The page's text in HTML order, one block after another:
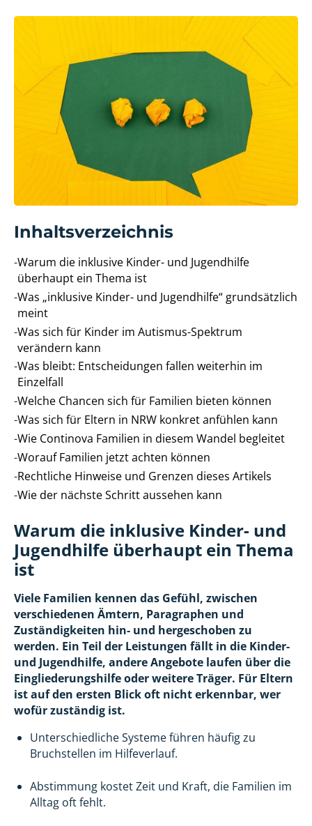
Inhaltsverzeichnis
-Warum die inklusive Kinder- und Jugendhilfe
überhaupt ein Thema ist
-Was „inklusive Kinder- und Jugendhilfe“ grundsätzlich
meint
-Was sich für Kinder im Autismus-Spektrum
verändern kann
-Was bleibt: Entscheidungen fallen weiterhin im
Einzelfall
-Welche Chancen sich für Familien bieten können
-Was sich für Eltern in NRW konkret anfühlen kann
-Wie Continova Familien in diesem Wandel begleitet
-Worauf Familien jetzt achten können
-Rechtliche Hinweise und Grenzen dieses Artikels
-Wie der nächste Schritt aussehen kann
Warum die inklusive Kinder- und
Jugendhilfe überhaupt ein Thema
ist
Viele Familien kennen das Gefühl, zwischen
verschiedenen Ämtern, Paragraphen und
Zuständigkeiten hin- und hergeschoben zu
werden. Ein Teil der Leistungen fällt in die Kinder-
und Jugendhilfe, andere Angebote laufen über die
Eingliederungshilfe oder weitere Träger. Für Eltern
ist auf den ersten Blick oft nicht erkennbar, wer
wofür zuständig ist.
Unterschiedliche Systeme führen häufig zu
Bruchstellen im Hilfeverlauf.
Abstimmung kostet Zeit und Kraft, die Familien im
Alltag oft fehlt.